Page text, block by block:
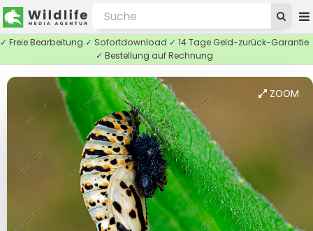
✓ Freie Bearbeitung ✓ Sofortdownload ✓ 14 Tage Geld-zurück-Garantie
✓ Bestellung auf Rechnung
ZOOM